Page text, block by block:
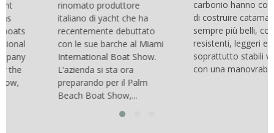
rinomato produttore
italiano di yacht che ha
recentemente debuttato
con le sue barche al Miami
International Boat Show.
L’azienda si sta ora
preparando per il Palm
Beach Boat Show,...
carbonio hanno consentito
di costruire catamarani
sempre più belli, compatti,
resistenti, leggeri e
soprattutto stabili veloci
con una manovrabilità...